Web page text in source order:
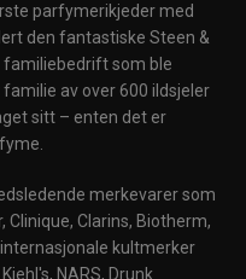
parfymerikjeder med
den fantastiske Steen &
familiebedrift som ble
av over 600 ildsjeler
sitt – enten det er
merkevarer som
Clinique, Clarins, Biotherm,
kultmerker
NARS, Drunk